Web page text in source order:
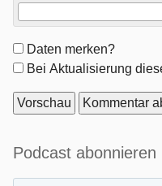
Formular-
Optionen
Daten merken?
Bei Aktualisierung
Seitenleiste
Podcast abonnieren